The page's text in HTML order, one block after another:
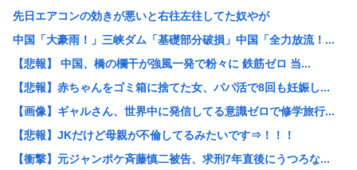
先日エアコンの効きが悪いと右往左往してた奴やが
中国「大豪雨！」三峡ダム「基礎部分破損」中国「全力放流！...
【悲報】 中国、橋の欄干が強風一発で粉々に 鉄筋ゼロ 当...
【悲報】赤ちゃんをゴミ箱に捨てた女、パパ活で8回も妊娠し...
【画像】ギャルさん、世界中に発信してる意識ゼロで修学旅行...
【悲報】JKだけど母親が不倫してるみたいです⇒！！！
【衝撃】元ジャンポケ斉藤慎二被告、求刑7年直後にうつろな...